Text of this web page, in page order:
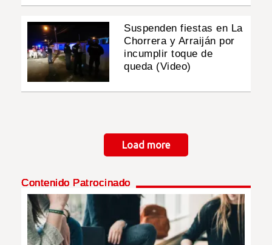
Suspenden fiestas en La
Chorrera y Arraiján por
incumplir toque de
queda (Video)
Load more
Contenido Patrocinado